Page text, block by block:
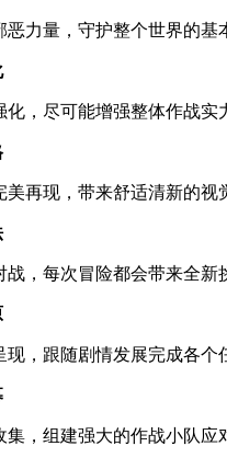
量，守护整个世界的基
尽可能增强整体作战实
现，带来舒适清新的视
每次冒险都会带来全新
跟随剧情发展完成各个
组建强大的作战小队应